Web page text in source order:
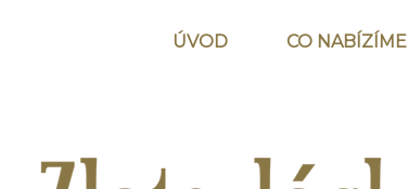
ÚVOD CO NABÍZÍME